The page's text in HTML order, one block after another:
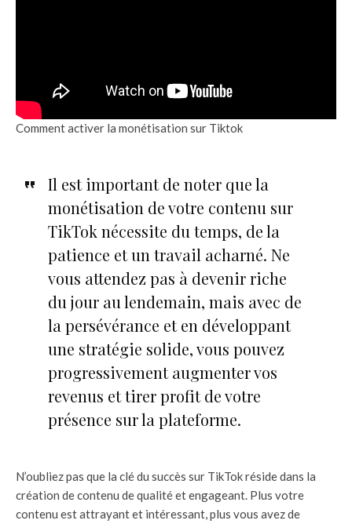
Comment activer la monétisation sur Tiktok
Il est important de noter que la
monétisation de votre contenu sur
TikTok nécessite du temps, de la
patience et un travail acharné. Ne
vous attendez pas à devenir riche
du jour au lendemain, mais avec de
la persévérance et en développant
une stratégie solide, vous pouvez
progressivement augmenter vos
revenus et tirer profit de votre
présence sur la plateforme.
N’oubliez pas que la clé du succès sur TikTok réside dans la
création de contenu de qualité et engageant. Plus votre
contenu est attrayant et intéressant, plus vous avez de